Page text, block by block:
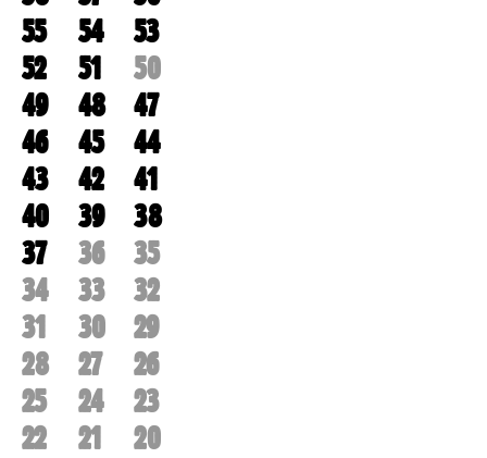
55
54
53
52
51
50
49
48
47
46
45
44
43
42
41
40
39
38
37
36
35
34
33
32
31
30
29
28
27
26
25
24
23
22
21
20